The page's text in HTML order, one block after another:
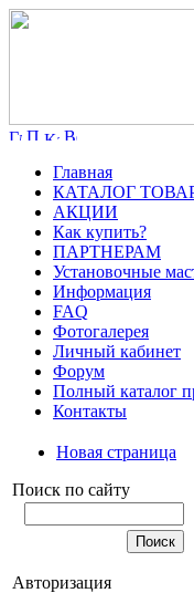
Главная
КАТАЛОГ
АКЦИИ
Как купить?
ПАРТНЕРАМ
Установочные
Информация
FAQ
Фотогалерея
Личный кабинет
Форум
Полный каталог
Контакты
Новая страница
Поиск по сайту
Авторизация